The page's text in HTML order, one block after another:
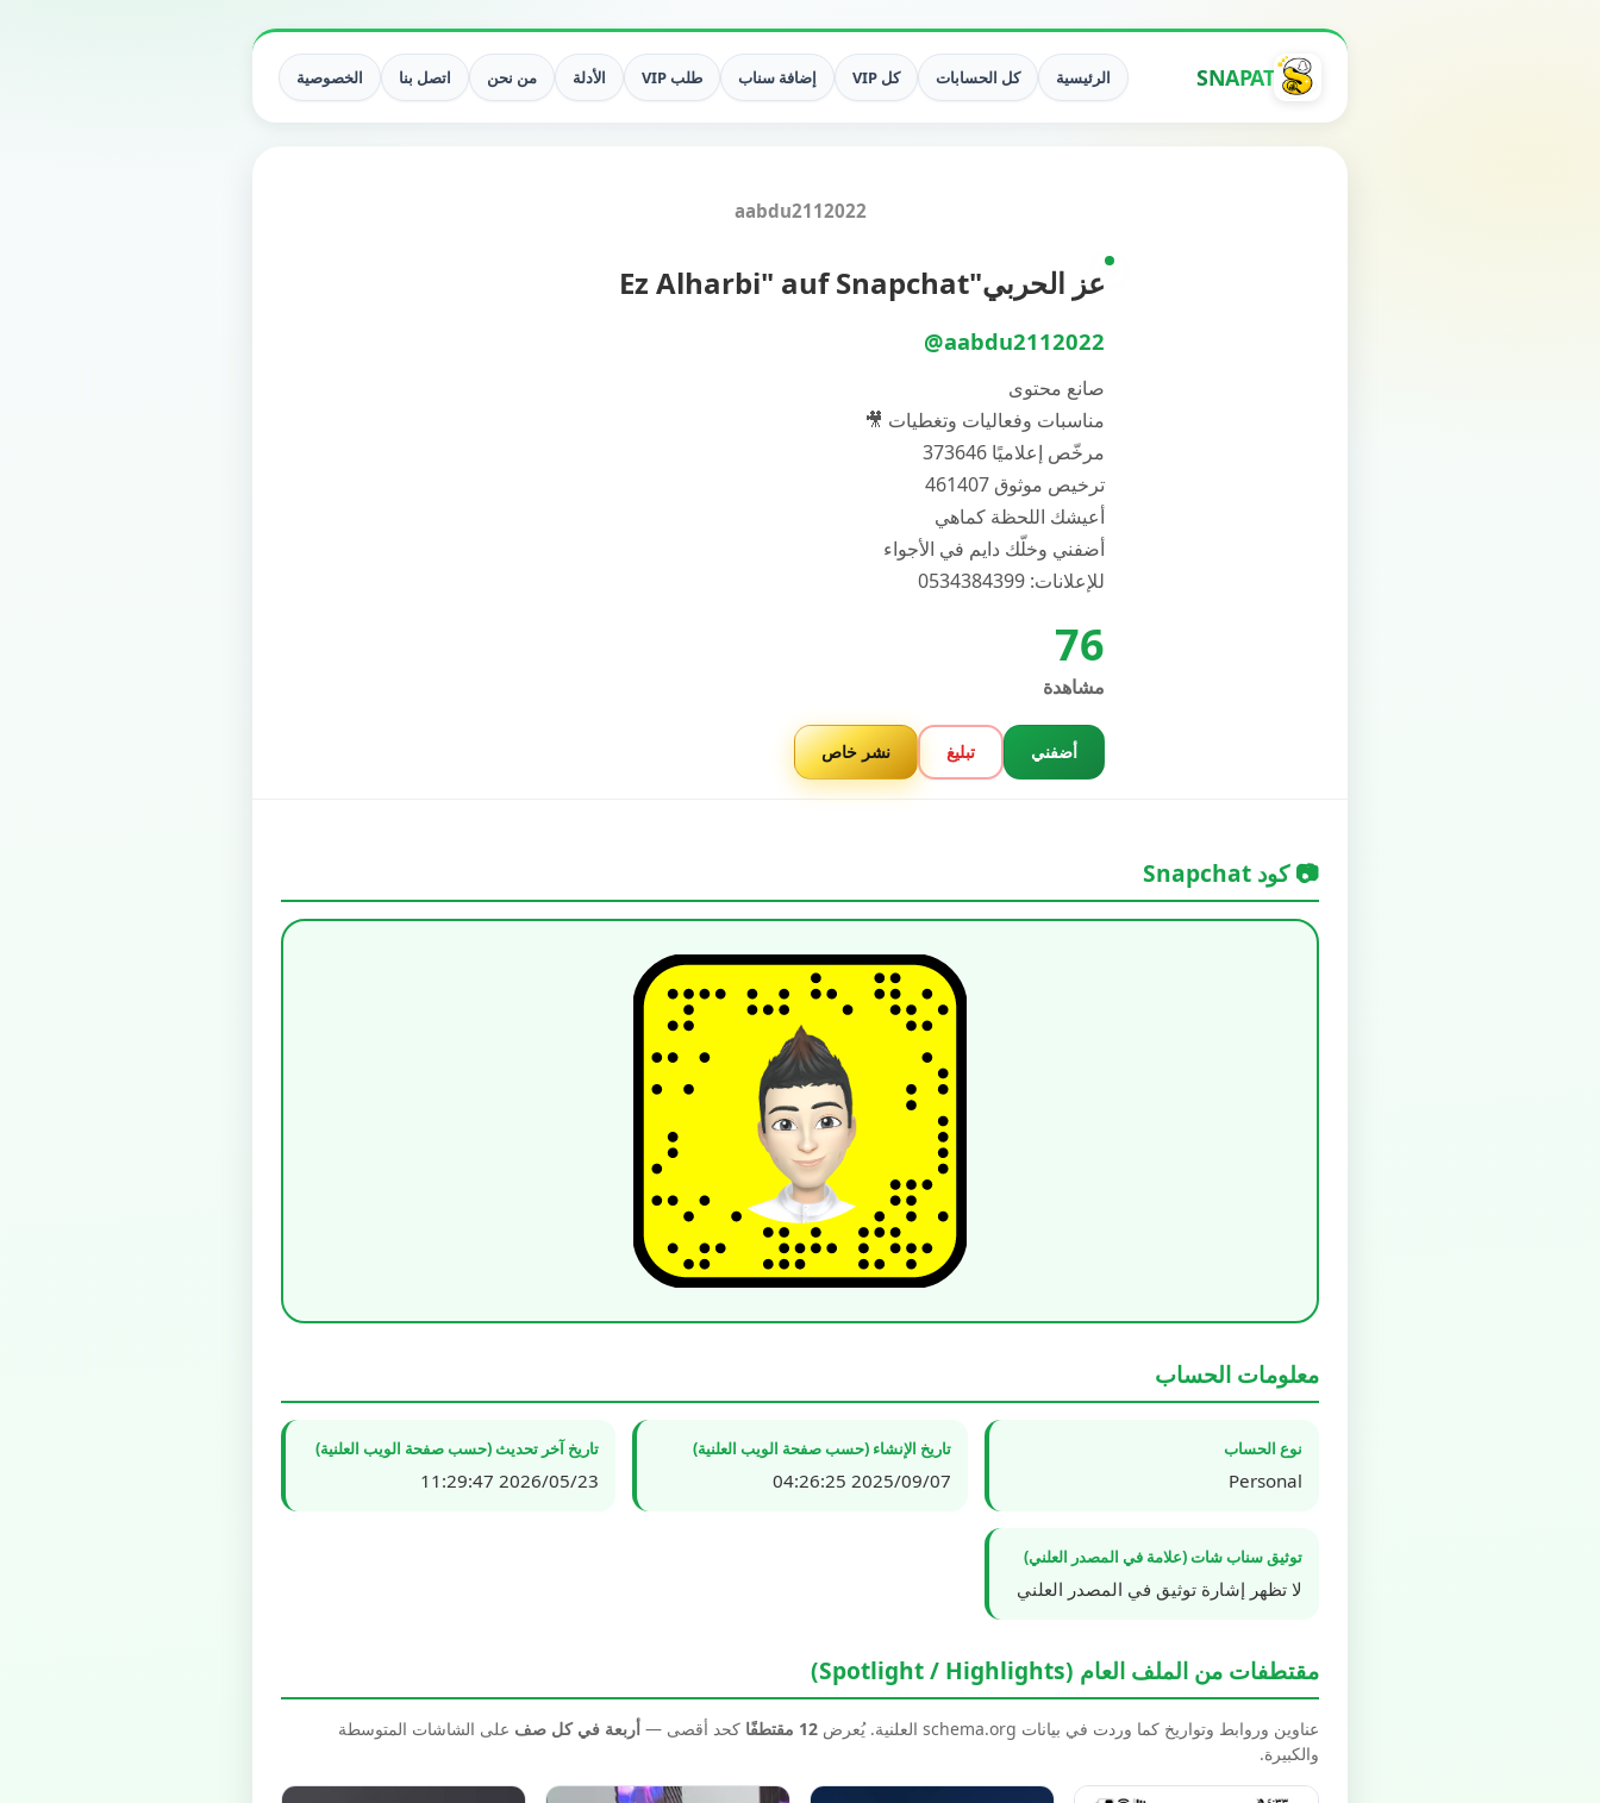
SNAPAT الرئيسية كل الحسابات كل VIP إضافة سناب طلب VIP الأدلة من نحن اتصل بنا الخصوصية
aabdu2112022
عز الحربي"Ez Alharbi" auf Snapchat
@aabdu2112022
صانع محتوى
مناسبات وفعاليات وتغطيات 🎥
مرخّص إعلاميًا 373646
ترخيص موثوق 461407
أعيشك اللحظة كماهي
أضفني وخلّك دايم في الأجواء
للإعلانات: 0534384399
76
مشاهدة
أضفني تبليغ نشر خاص
📷 كود Snapchat
معلومات الحساب
نوع الحساب
Personal
تاريخ الإنشاء (حسب صفحة الويب العلنية)
2025/09/07 04:26:25
تاريخ آخر تحديث (حسب صفحة الويب العلنية)
2026/05/23 11:29:47
توثيق سناب شات (علامة في المصدر العلني)
لا تظهر إشارة توثيق في المصدر العلني
مقتطفات من الملف العام (Spotlight / Highlights)
عناوين وروابط وتواريخ كما وردت في بيانات schema.org العلنية. يُعرض 12 مقتطفًا كحد أقصى — أربعة في كل صف على الشاشات المتوسطة
والكبيرة.